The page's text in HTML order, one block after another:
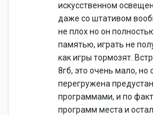
искусственном
даже со штативом
не плох но он
памятью, играть не
как игры тормозят.
8гб, это очень мало, но
перегружена
программами, и по
программ места и